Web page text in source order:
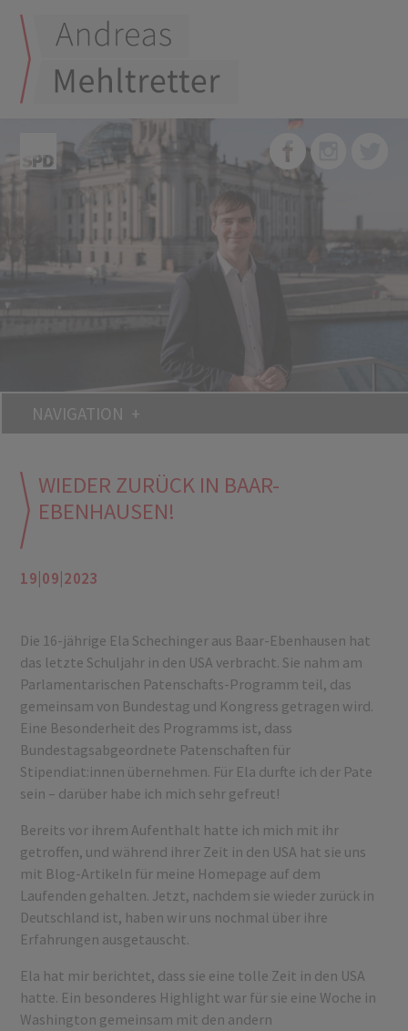
NAVIGATION
WIEDER ZURÜCK IN BAAR-
EBENHAUSEN!
19|09|2023
Die 16-jährige Ela Schechinger aus Baar-Ebenhausen hat
das letzte Schuljahr in den USA verbracht. Sie nahm am
Parlamentarischen Patenschafts-Programm teil, das
gemeinsam von Bundestag und Kongress getragen wird.
Eine Besonderheit des Programms ist, dass
Bundestagsabgeordnete Patenschaften für
Stipendiat:innen übernehmen. Für Ela durfte ich der Pate
sein – darüber habe ich mich sehr gefreut!
Bereits vor ihrem Aufenthalt hatte ich mich mit ihr
getroffen, und während ihrer Zeit in den USA hat sie uns
mit Blog-Artikeln für meine Homepage auf dem
Laufenden gehalten. Jetzt, nachdem sie wieder zurück in
Deutschland ist, haben wir uns nochmal über ihre
Erfahrungen ausgetauscht.
Ela hat mir berichtet, dass sie eine tolle Zeit in den USA
hatte. Ein besonderes Highlight war für sie eine Woche in
Washington gemeinsam mit den andern